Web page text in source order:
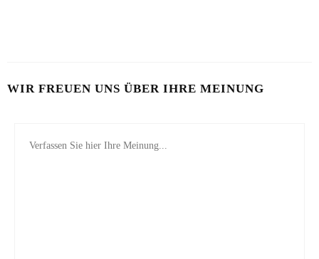
WIR FREUEN UNS ÜBER IHRE MEINUNG